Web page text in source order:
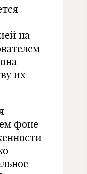
на
их
фоне